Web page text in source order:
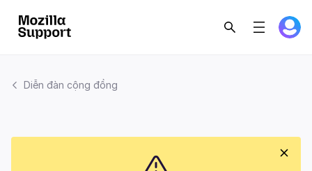
Diễn đàn cộng đồng